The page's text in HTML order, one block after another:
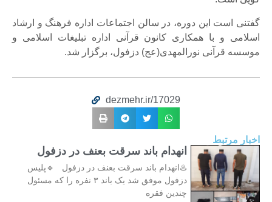
گفتنی است این دوره، در سالن اجتماعات اداره فرهنگ و ارشاد
اسلامی و با همکاری کانون قرآنی اداره تبلیغات اسلامی و
موسسه قرآنی نورالمهدی(عج) دزفول، برگزار شد.
dezmehr.ir/17029
اخبار مرتبط
انهدام باند سرقت بعنف در دزفول
♨️انهدام باند سرقت بعنف در دزفول 🔹پلیس
دزفول موفق شد یک باند ۳ نفره را که مسئول
چندین فقره